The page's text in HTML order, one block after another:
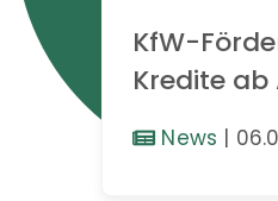
KfW-
Kredite
News |